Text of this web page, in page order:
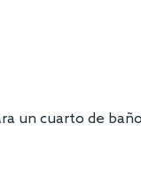
un cuarto de